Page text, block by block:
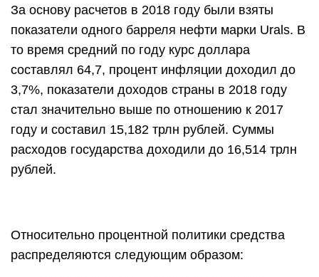
За основу расчетов в 2018 году были взяты
показатели одного барреля нефти марки Urals. В
то время средний по году курс доллара
составлял 64,7, процент инфляции доходил до
3,7%, показатели доходов страны в 2018 году
стал значительно выше по отношению к 2017
году и составил 15,182 трлн рублей. Суммы
расходов государства доходили до 16,514 трлн
рублей.
Относительно процентной политики средства
распределяются следующим образом: